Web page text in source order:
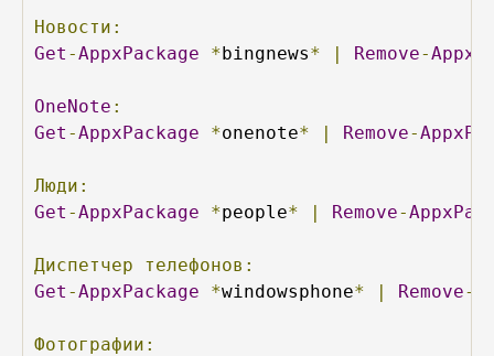
Новости:
Get -AppxPackage *bingnews* | Remove-
OneNote :
Get -AppxPackage *onenote* | Remove-
Люди:
Get -AppxPackage *people* | Remove-
Диспетчер
телефонов:
Get -AppxPackage *windowsphone* | Remove-
Фотографии: